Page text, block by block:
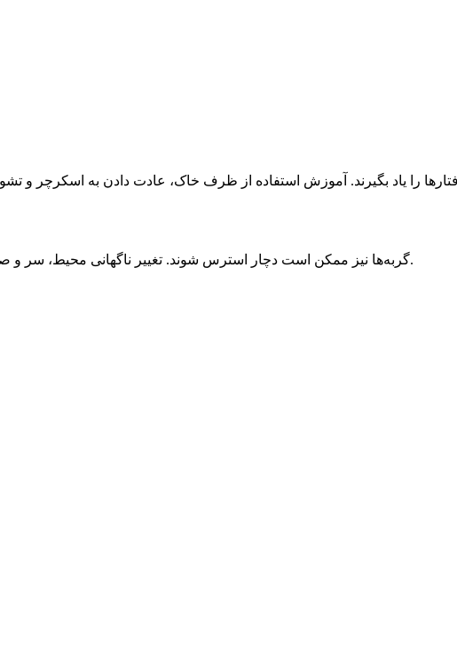
را یاد بگیرند. آموزش استفاده از ظرف خاک، عادت دادن به اسکرچر و
گربه‌ها نیز ممکن است دچار استرس شوند. تغییر ناگهانی محیط، سر و صدای زیاد یا تنهایی طولانی‌مدت می‌تواند روی رفتار آن‌ها تأثیر بگذارد.